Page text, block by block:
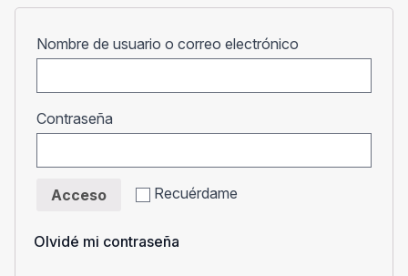
Nombre de usuario o correo electrónico
Contraseña
Recuérdame
Acceso
Olvidé mi contraseña